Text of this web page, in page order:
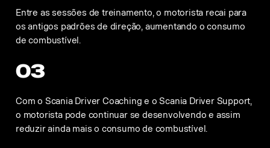
Entre as sessões de treinamento, o motorista recai para
os antigos padrões de direção, aumentando o consumo
de combustível.
03
Com o Scania Driver Coaching e o Scania Driver Support,
o motorista pode continuar se desenvolvendo e assim
reduzir ainda mais o consumo de combustível.